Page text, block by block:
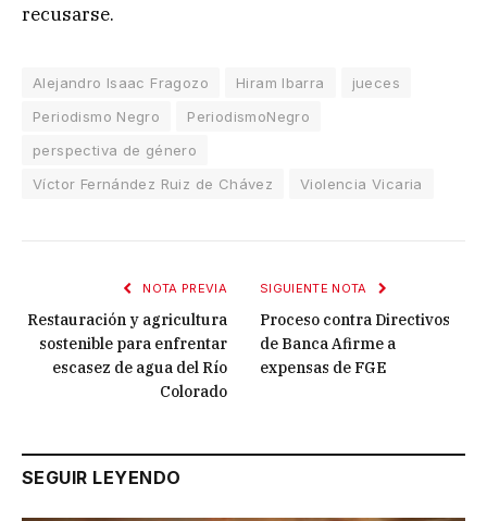
recusarse.
Alejandro Isaac Fragozo Hiram Ibarra
jueces
Periodismo Negro
PeriodismoNegro
perspectiva de género
Víctor Fernández Ruiz de Chávez
Violencia Vicaria
NOTA PREVIA
Restauración y agricultura
sostenible para enfrentar
escasez de agua del Río
Colorado
SIGUIENTE NOTA
Proceso contra Directivos
de Banca Afirme a
expensas de FGE
SEGUIR LEYENDO